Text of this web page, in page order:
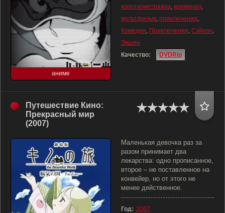
аниме
короткометражка, криминал,
мультфильм, приключения,
Комедия, Приключения, Сэйнэн,
Экшен
Качество:
DVDRip
Путешествие Кино:
Прекрасный мир
(2007)
Маленькая девочка раз за
разом принимает два
лекарства: одно прописанное,
второе – не поставленное на
конвейер, но от этого не
менее действенное.
Год: 2007